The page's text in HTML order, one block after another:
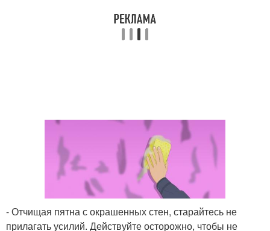
- Отчищая пятна с окрашенных стен, старайтесь не
прилагать усилий. Действуйте осторожно, чтобы не